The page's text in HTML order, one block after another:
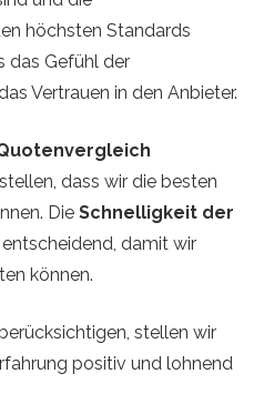
höchsten Standards
das Gefühl der
Vertrauen in den Anbieter.
dass wir die besten
Die Schnelligkeit der
damit wir
können.
stellen wir
positiv und lohnend